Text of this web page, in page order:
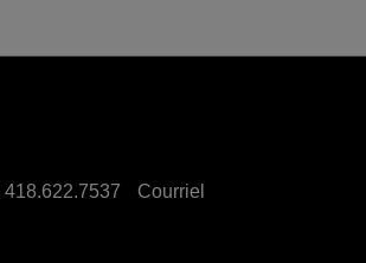
418.622.7537 Courriel